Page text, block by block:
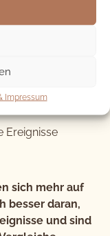
Impressum
die sich als
Ereignisse
sich mehr auf
besser daran,
und sind